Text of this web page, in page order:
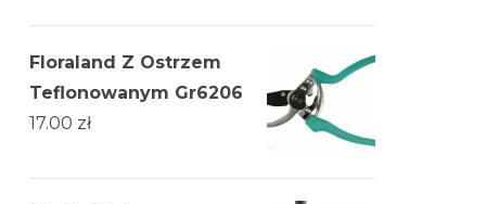
Floraland Z Ostrzem
Teflonowanym Gr6206
17.00 zł